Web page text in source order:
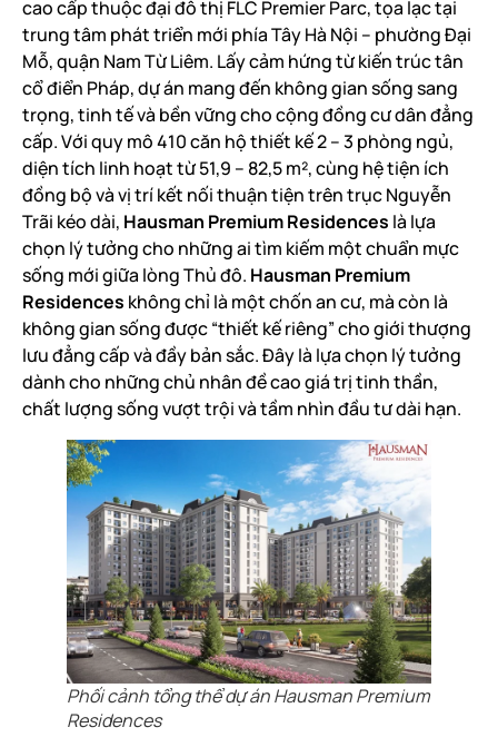
cao cấp thuộc đại đô thị FLC Premier Parc, tọa lạc tại
trung tâm phát triển mới phía Tây Hà Nội – phường Đại
Mỗ, quận Nam Từ Liêm. Lấy cảm hứng từ kiến trúc tân
cổ điển Pháp, dự án mang đến không gian sống sang
trọng, tinh tế và bền vững cho cộng đồng cư dân đẳng
cấp. Với quy mô 410 căn hộ thiết kế 2 – 3 phòng ngủ,
diện tích linh hoạt từ 51,9 – 82,5 m², cùng hệ tiện ích
đồng bộ và vị trí kết nối thuận tiện trên trục Nguyễn
Trãi kéo dài, Hausman Premium Residences là lựa
chọn lý tưởng cho những ai tìm kiếm một chuẩn mực
sống mới giữa lòng Thủ đô. Hausman Premium
Residences không chỉ là một chốn an cư, mà còn là
không gian sống được “thiết kế riêng” cho giới thượng
lưu đẳng cấp và đầy bản sắc. Đây là lựa chọn lý tưởng
dành cho những chủ nhân đề cao giá trị tinh thần,
chất lượng sống vượt trội và tầm nhìn đầu tư dài hạn.
Phối cảnh tổng thể dự án Hausman Premium
Residences